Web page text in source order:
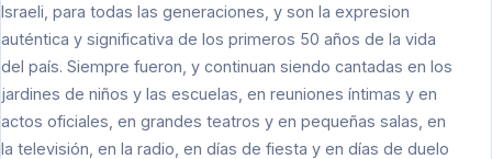
Israeli, para todas las generaciones, y son la expresion
auténtica y significativa de los primeros 50 años de la vida
del país. Siempre fueron, y continuan siendo cantadas en los
jardines de niños y las escuelas, en reuniones íntimas y en
actos oficiales, en grandes teatros y en pequeñas salas, en
la televisión, en la radio, en días de fiesta y en días de duelo